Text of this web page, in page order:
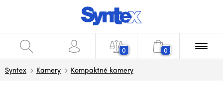
0 0
Syntex Kamery Kompaktné kamery